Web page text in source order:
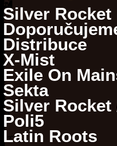
Silver Rocket
Distribuce
X-Mist
Exile On
Sekta
Silver
Poli5
Latin Roots